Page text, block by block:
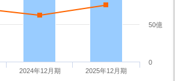
2024年12月期 2025年12月期
0
50億